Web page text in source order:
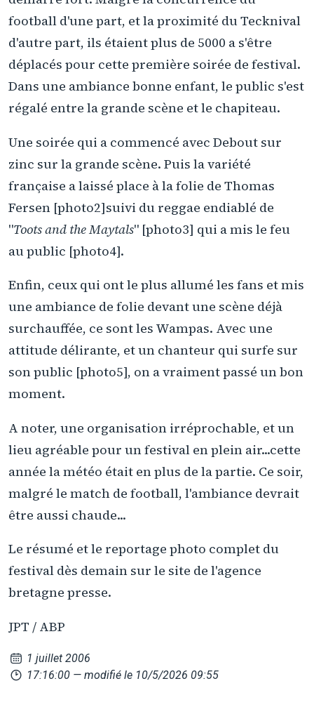
football d'une part, et la proximité du Tecknival
d'autre part, ils étaient plus de 5000 a s'être
déplacés pour cette première soirée de festival.
Dans une ambiance bonne enfant, le public s'est
régalé entre la grande scène et le chapiteau.
Une soirée qui a commencé avec Debout sur
zinc sur la grande scène. Puis la variété
française a laissé place à la folie de Thomas
Fersen [photo2]suivi du reggae endiablé de
"Toots and the Maytals" [photo3] qui a mis le feu
au public [photo4].
Enfin, ceux qui ont le plus allumé les fans et mis
une ambiance de folie devant une scène déjà
surchauffée, ce sont les Wampas. Avec une
attitude délirante, et un chanteur qui surfe sur
son public [photo5], on a vraiment passé un bon
moment.
A noter, une organisation irréprochable, et un
lieu agréable pour un festival en plein air...cette
année la météo était en plus de la partie. Ce soir,
malgré le match de football, l'ambiance devrait
être aussi chaude...
Le résumé et le reportage photo complet du
festival dès demain sur le site de l'agence
bretagne presse.
JPT / ABP
1 juillet 2006
17:16:00 — modifié le 10/5/2026 09:55